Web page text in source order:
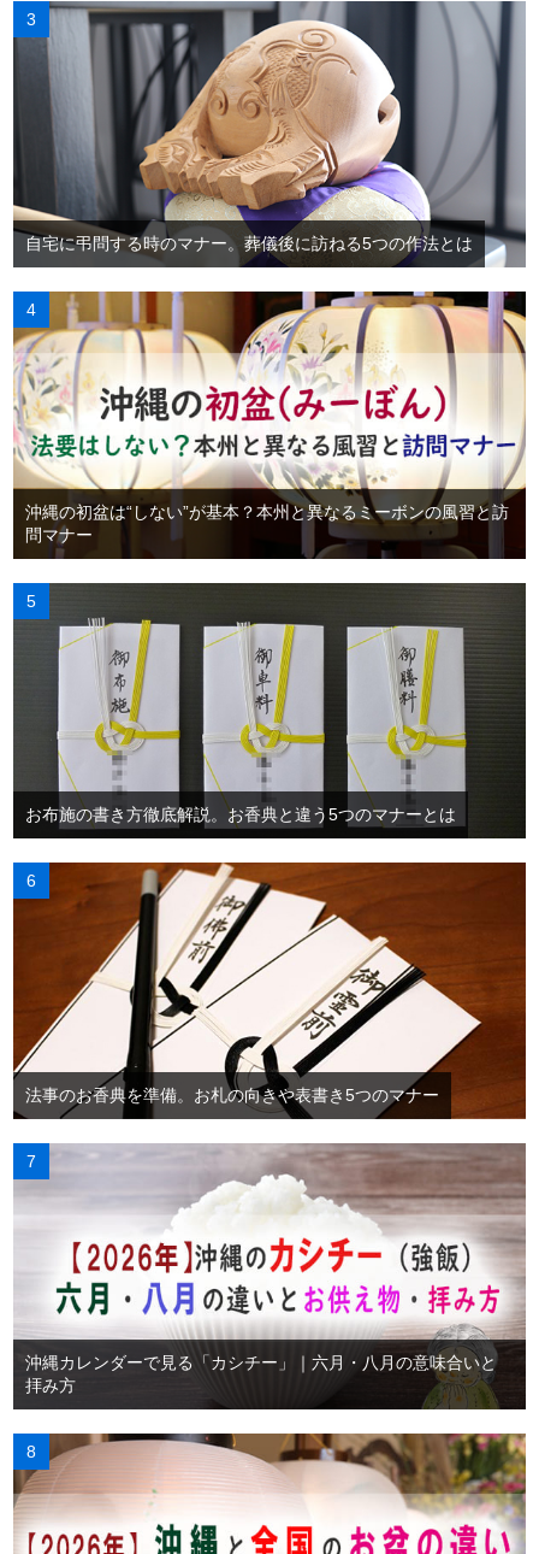
自宅に弔問する時のマナー。葬儀後に訪ねる5つの作法とは
沖縄の初盆は“しない”が基本？本州と異なるミーボンの風習と訪
問マナー
お布施の書き方徹底解説。お香典と違う5つのマナーとは
法事のお香典を準備。お札の向きや表書き5つのマナー
沖縄カレンダーで見る「カシチー」｜六月・八月の意味合いと
拝み方